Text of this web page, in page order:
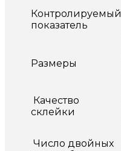
Контролируемый
показатель
Размеры
Качество
склейки
Число двойных